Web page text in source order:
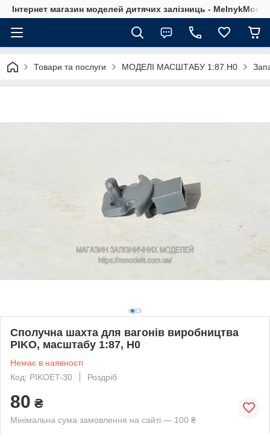
Інтернет магазин моделей дитячих залізниць -
Товари та послуги МОДЕЛІ МАСШТАБУ 1:87.H0
Сполучна шахта для вагонів виробництва
PIKO, масштабу 1:87, H0
Немає в наявності
Код: PIKOET-30
Роздріб
80 ₴
Мінімальна сума замовлення на сайті — 100 ₴